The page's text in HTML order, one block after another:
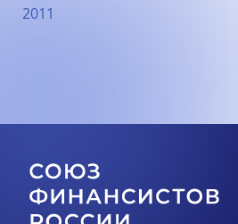
2011